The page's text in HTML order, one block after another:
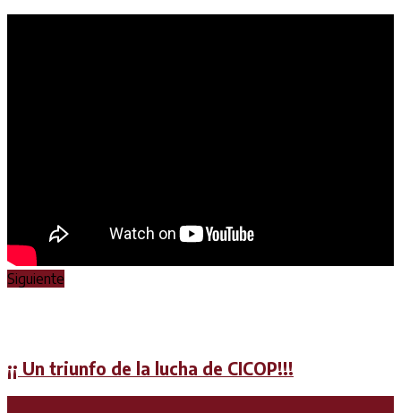
Siguiente
¡¡ Un triunfo de la lucha de CICOP!!!